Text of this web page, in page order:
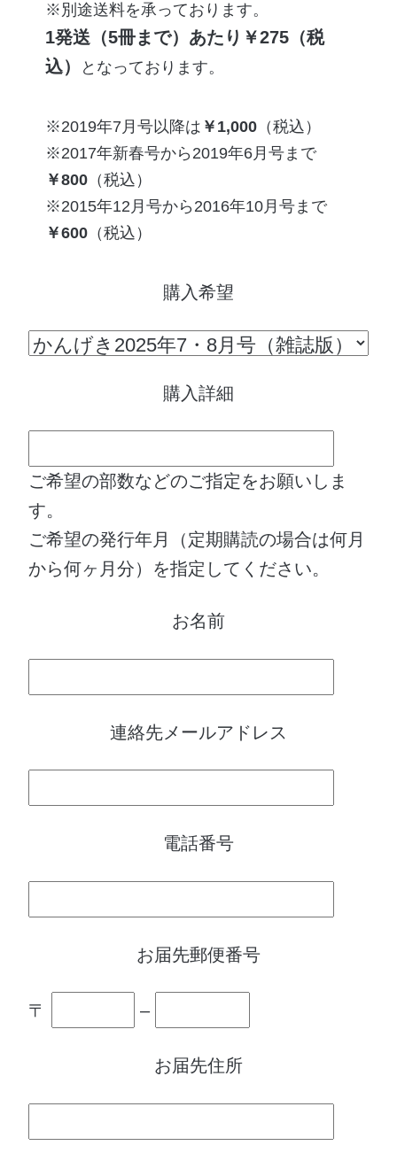
※別途送料を承っております。
1発送（5冊まで）あたり￥275（税
込）
となっております。
2019年7月号以降は ￥1,000（税込）
2017年新春号から 2019年6月号まで
￥800（税込）
2015年12月号から 2016年10月号まで
￥600（税込）
購入希望
購入詳細
ご希望の部数などのご指定をお願いしま
す。
ご希望の発行年月（定期購読の場合は何月
から何ヶ月分）を指定してください。
お名前
連絡先メールアドレス
電話番号
お届先郵便番号
〒 –
お届先住所